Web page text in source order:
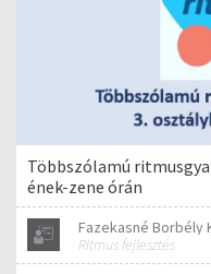
Többszólamú
ének-zene órán
Fazekasné Borbély
Ritmus fejlesztés